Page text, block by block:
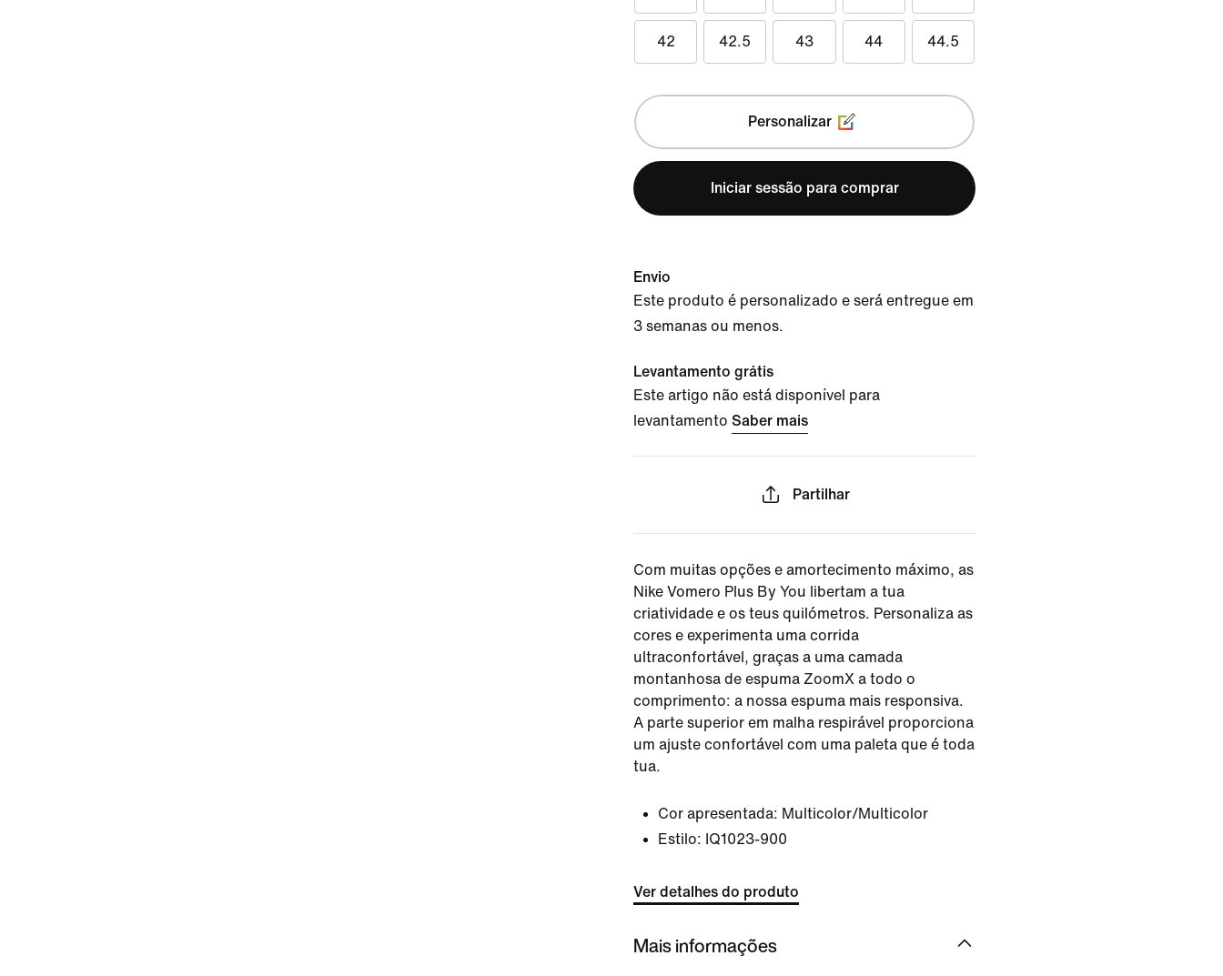
42 42.5 43 44 44.5
Personalizar
Iniciar sessão para comprar
Envio
Este produto é personalizado e será entregue em
3 semanas ou menos.
Levantamento grátis
Este artigo não está disponível para
levantamento Saber mais
Partilhar
Com muitas opções e amortecimento máximo, as
Nike Vomero Plus By You libertam a tua
criatividade e os teus quilómetros. Personaliza as
cores e experimenta uma corrida
ultraconfortável, graças a uma camada
montanhosa de espuma ZoomX a todo o
comprimento: a nossa espuma mais responsiva.
A parte superior em malha respirável proporciona
um ajuste confortável com uma paleta que é toda
tua.
Cor apresentada: Multicolor/Multicolor
Estilo: IQ1023-900
Ver detalhes do produto
Mais informações